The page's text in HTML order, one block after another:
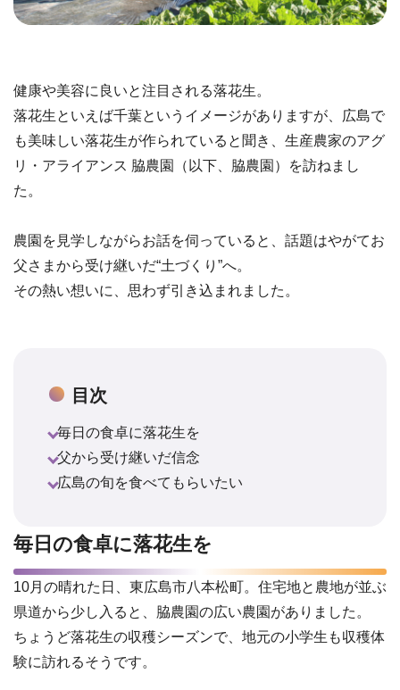
健康や美容に良いと注目される落花生。
落花生といえば千葉というイメージがありますが、広島で
も美味しい落花生が作られていると聞き、生産農家のアグ
リ・アライアンス 脇農園（以下、脇農園）を訪ねまし
た。
農園を見学しながらお話を伺っていると、話題はやがてお
父さまから受け継いだ“土づくり”へ。
その熱い想いに、思わず引き込まれました。
目次
毎日の食卓に落花生を
父から受け継いだ信念
広島の旬を食べてもらいたい
毎日の食卓に落花生を
10月の晴れた日、東広島市八本松町。住宅地と農地が並ぶ
県道から少し入ると、脇農園の広い農園がありました。
ちょうど落花生の収穫シーズンで、地元の小学生も収穫体
験に訪れるそうです。